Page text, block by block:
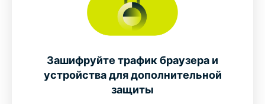
Зашифруйте трафик браузера и
устройства для дополнительной
защиты